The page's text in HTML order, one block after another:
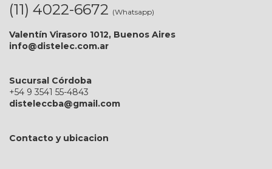
(11) 4022-6672 (Whatsapp)
Valentín Virasoro 1012, Buenos Aires
info@distelec.com.ar
Sucursal Córdoba
+54 9 3541 55-4843
disteleccba@gmail.com
Contacto y ubicacion